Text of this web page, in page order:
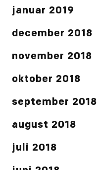
januar 2019
december 2018
november 2018
oktober 2018
september 2018
august 2018
juli 2018